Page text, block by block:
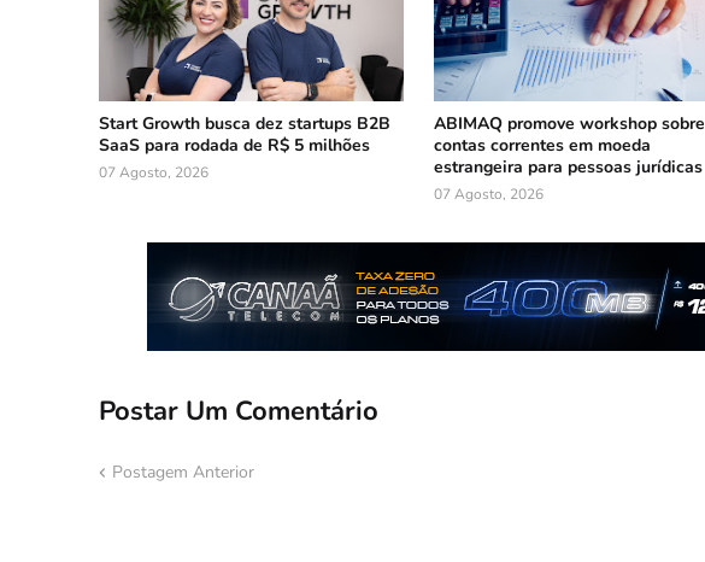
Start Growth busca dez startups B2B
SaaS para rodada de R$ 5 milhões
07 Agosto, 2026
ABIMAQ promove workshop sobre
contas correntes em moeda
estrangeira para pessoas jurídicas
07 Agosto, 2026
Postar Um Comentário
Postagem Anterior